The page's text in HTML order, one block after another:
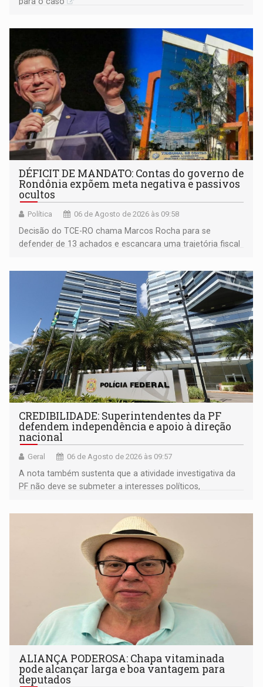
DÉFICIT DE MANDATO: Contas do governo de
Rondônia expõem meta negativa e passivos
ocultos
Política 06 de Agosto de 2026 às 09:58
Decisão do TCE-RO chama Marcos Rocha para se
defender de 13 achados e escancara uma trajetória fiscal
mandato
CREDIBILIDADE: Superintendentes da PF
defendem independência e apoio à direção
nacional
Geral 06 de Agosto de 2026 às 09:57
A nota também sustenta que a atividade investigativa da
PF não deve se submeter a interesses políticos,
ALIANÇA PODEROSA: Chapa vitaminada
pode alcançar larga e boa vantagem para
deputados